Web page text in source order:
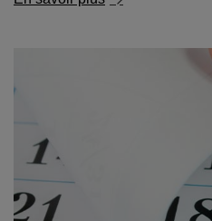
Yerba mate périmé - peut-
est la durée de vie de la
conserver correctement ?